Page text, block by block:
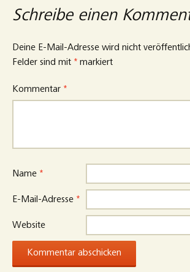
Schreibe einen
Deine E-Mail-Adresse wird nicht
Felder sind mit * markiert
Kommentar *
Name *
E-Mail-Adresse *
Website